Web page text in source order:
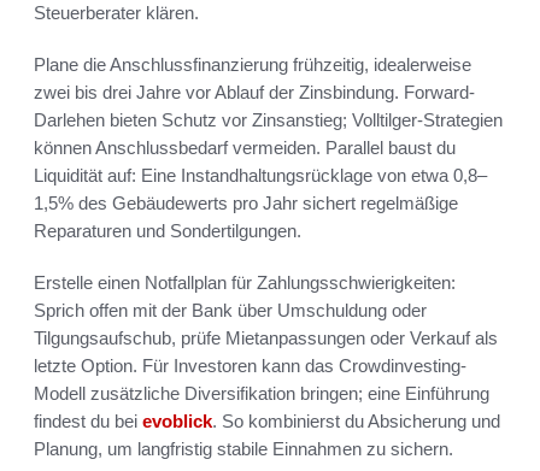
Steuerberater klären.
Plane die Anschlussfinanzierung frühzeitig, idealerweise
zwei bis drei Jahre vor Ablauf der Zinsbindung. Forward-
Darlehen bieten Schutz vor Zinsanstieg; Volltilger-Strategien
können Anschlussbedarf vermeiden. Parallel baust du
Liquidität auf: Eine Instandhaltungsrücklage von etwa 0,8–
1,5% des Gebäudewerts pro Jahr sichert regelmäßige
Reparaturen und Sondertilgungen.
Erstelle einen Notfallplan für Zahlungsschwierigkeiten:
Sprich offen mit der Bank über Umschuldung oder
Tilgungsaufschub, prüfe Mietanpassungen oder Verkauf als
letzte Option. Für Investoren kann das Crowdinvesting-
Modell zusätzliche Diversifikation bringen; eine Einführung
findest du bei evoblick. So kombinierst du Absicherung und
Planung, um langfristig stabile Einnahmen zu sichern.